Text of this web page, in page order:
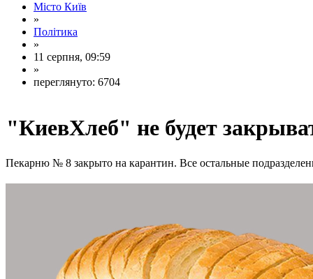
Місто Київ
»
Політика
»
11 серпня, 09:59
»
переглянуто: 6704
"КиевХлеб" не будет
Пекарню № 8 закрыто на карантин. Все остальные